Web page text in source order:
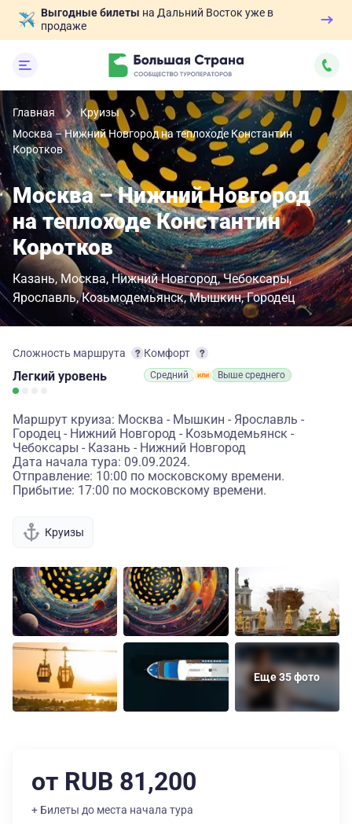
Выгодные билеты на Дальний Восток уже в
продаже
Главная
Круизы
Москва – Нижний Новгород на теплоходе Константин
Коротков
Москва – Нижний Новгород
на теплоходе Константин
Коротков
Казань Москва Нижний Новгород Чебоксары
Ярославль Козьмодемьянск Мышкин Городец
Сложность маршрута
Легкий уровень
Комфорт
Средний Выше среднего
Маршрут круиза: Москва - Мышкин - Ярославль -
Городец - Нижний Новгород - Козьмодемьянск -
Чебоксары - Казань - Нижний Новгород
Дата начала тура: 09.09.2024.
Отправление: 10:00 по московскому времени.
Прибытие: 17:00 по московскому времени.
Круизы
Еще 35 фото
от RUB 81,200
+ Билеты до места начала тура